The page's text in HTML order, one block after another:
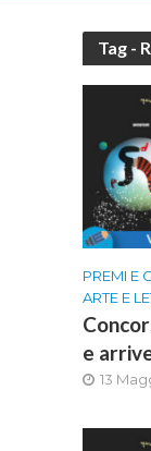
Tag -
PREMI E
ARTE E
e
13